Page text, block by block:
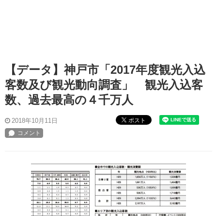
【データ】神戸市「2017年度観光入込
客数及び観光動向調査」 観光入込客
数、過去最高の４千万人
2018年10月11日 ポスト